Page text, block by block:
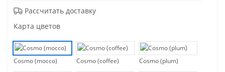
Рассчитать доставку
Карта цветов
Cosmo (mocco) Cosmo (coffee) Cosmo (plum)